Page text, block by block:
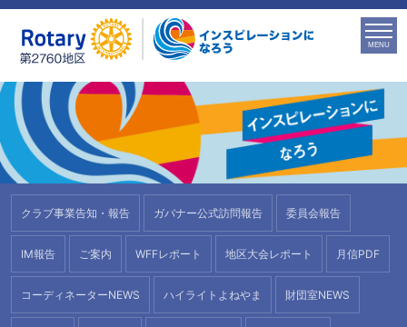
MENU
クラブ事業告知・報告 ガバナー公式訪問報告 委員会報告
IM報告 ご案内 WFFレポート 地区大会レポート 月信PDF
コーディネーターNEWS ハイライト よねやま 財団室NEWS